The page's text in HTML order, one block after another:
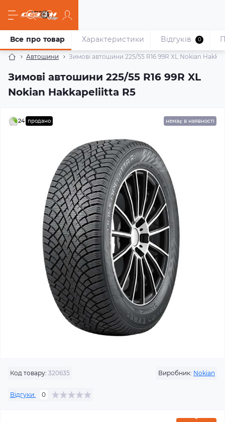
Автошини Зимові автошини 225/55 R16 99R XL Nokian
Зимові автошини 225/55 R16 99R XL
Nokian Hakkapeliitta R5
Все про товар Характеристики Відгуків 0
24 продано немає в наявності
Код товару: 320635 Виробник: Nokian
Відгуки: 0